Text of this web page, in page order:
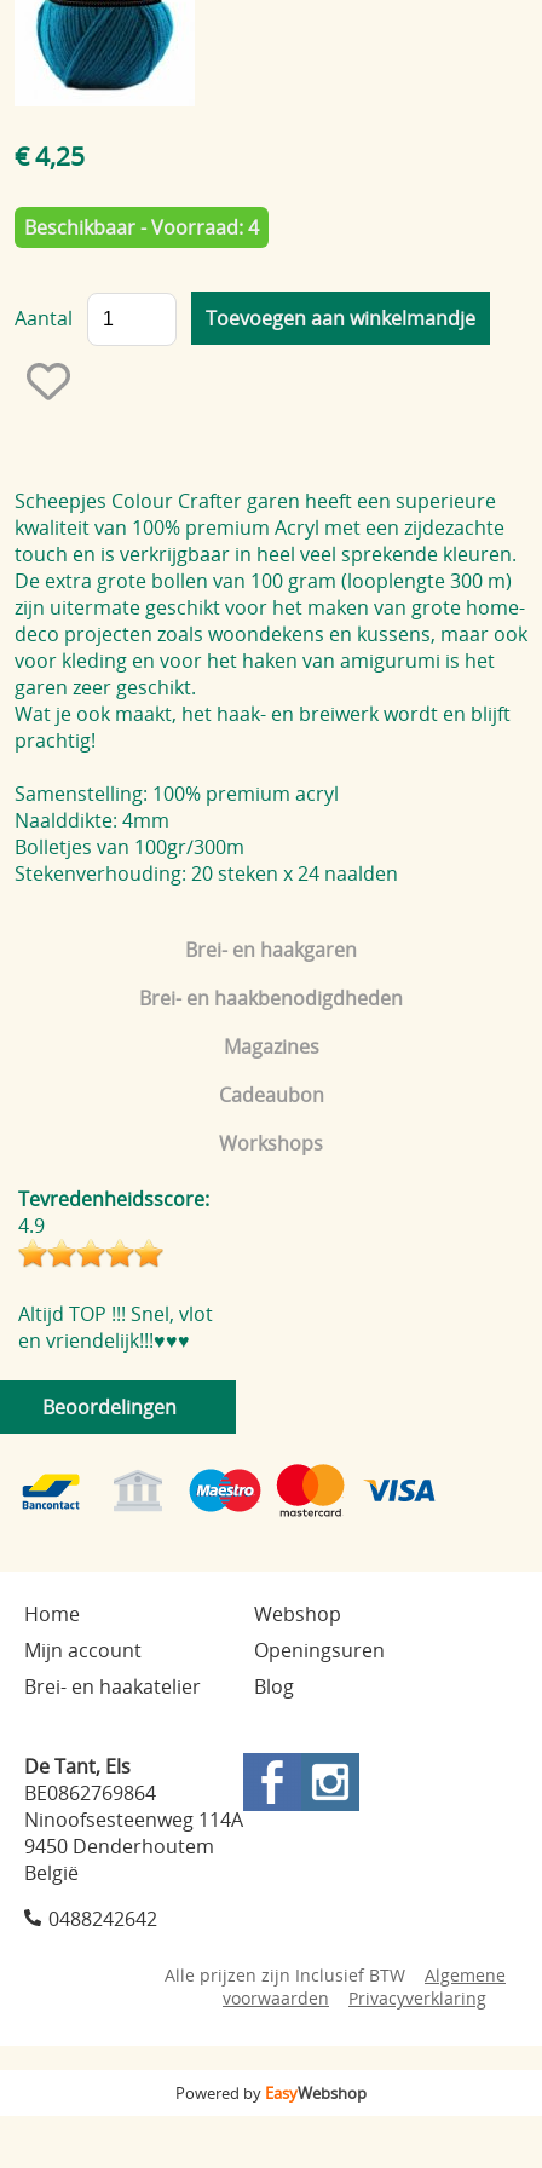
Blog
Brei- en haakgaren
Brei- en haakbenodigdheden
Magazines
Cadeaubon
Workshops
Tevredenheidsscore:
4.9
Altijd TOP !!! Snel, vlot
en vriendelijk!!!♥️♥️♥️
Beoordelingen
€ 4,25
Beschikbaar - Voorraad: 4
Aantal
Scheepjes Colour Crafter garen heeft een superieure
kwaliteit van 100% premium Acryl met een zijdezachte
touch en is verkrijgbaar in heel veel sprekende kleuren.
De extra grote bollen van 100 gram (looplengte 300 m)
zijn uitermate geschikt voor het maken van grote home-
deco projecten zoals woondekens en kussens, maar ook
voor kleding en voor het haken van amigurumi is het
garen zeer geschikt.
Wat je ook maakt, het haak- en breiwerk wordt en blijft
prachtig!
Samenstelling: 100% premium acryl
Naalddikte: 4mm
Bolletjes van 100gr/300m
Stekenverhouding: 20 steken x 24 naalden
Home
Webshop
Mijn account
Openingsuren
Brei- en haakatelier
Blog
De Tant, Els
BE0862769864
Ninoofsesteenweg 114A
9450 Denderhoutem
België
0488242642
Alle prijzen zijn Inclusief BTW
Algemene
voorwaarden
Privacyverklaring
Powered by EasyWebshop